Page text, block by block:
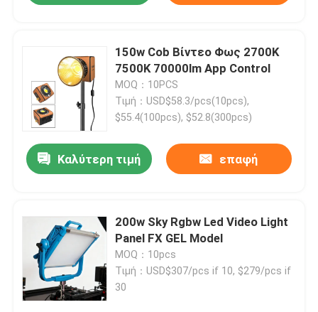
150w Cob Βίντεο Φως 2700K
7500K 70000lm App Control
MOQ：10PCS
Τιμή：USD$58.3/pcs(10pcs),
$55.4(100pcs), $52.8(300pcs)
Καλύτερη τιμή επαφή
200w Sky Rgbw Led Video Light
Panel FX GEL Model
MOQ：10pcs
Τιμή：USD$307/pcs if 10, $279/pcs if
30